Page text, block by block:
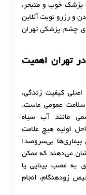
پزشک خوب و متبحر،
و رزرو نوبت آنلاین
چشم پزشکی تهران
تهران اهمیت
اصلی کیفیت زندگی،
سلامت عمومی ماست.
مانند آب سیاه
اولیه هیچ علامت
بی‌سروصدا
می‌دهند که ممکن
به عصب بینایی یا
زودهنگام، انجام